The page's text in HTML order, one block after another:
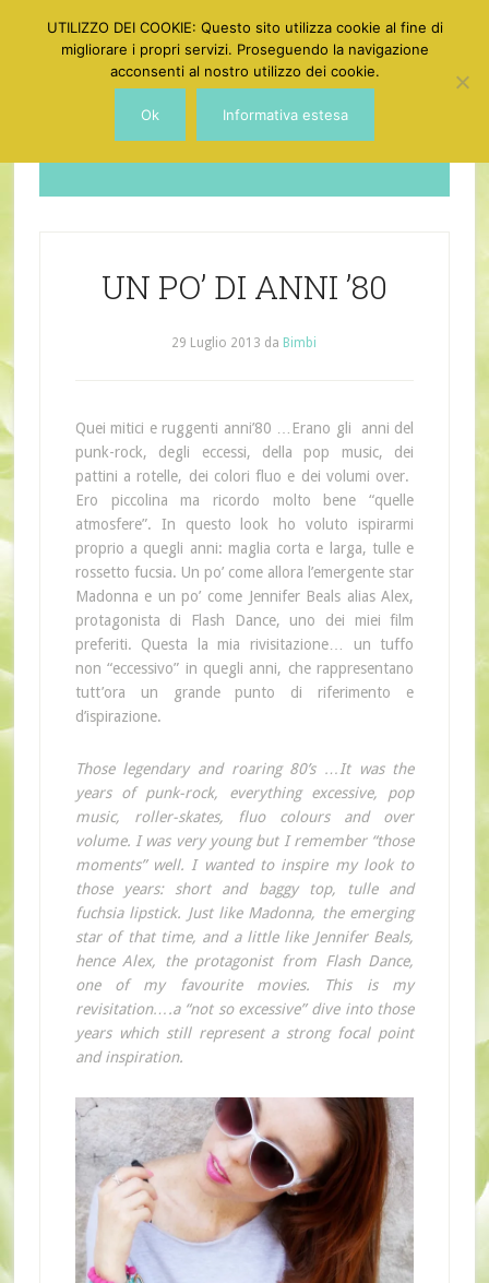
Dotgirl
UN PO’ DI ANNI ’80
29 Luglio 2013 da Bimbi
Quei mitici e ruggenti anni’80 …Erano gli anni del
punk-rock, degli eccessi, della pop music, dei
pattini a rotelle, dei colori fluo e dei volumi over.
Ero piccolina ma ricordo molto bene “quelle
atmosfere”. In questo look ho voluto ispirarmi
proprio a quegli anni: maglia corta e larga, tulle e
rossetto fucsia. Un po’ come allora l’emergente star
Madonna e un po’ come Jennifer Beals alias Alex,
protagonista di Flash Dance, uno dei miei film
preferiti. Questa la mia rivisitazione… un tuffo
non “eccessivo” in quegli anni, che rappresentano
tutt’ora un grande punto di riferimento e
d’ispirazione.
Those legendary and roaring 80’s …It was the
years of punk-rock, everything excessive, pop
music, roller-skates, fluo colours and over
volume. I was very young but I remember “those
moments” well. I wanted to inspire my look to
those years: short and baggy top, tulle and
fuchsia lipstick. Just like Madonna, the emerging
star of that time, and a little like Jennifer Beals,
hence Alex, the protagonist from Flash Dance,
one of my favourite movies. This is my
revisitation….a “not so excessive” dive into those
years which still represent a strong focal point
and inspiration.
UTILIZZO DEI COOKIE: Questo sito utilizza cookie al fine di
migliorare i propri servizi. Proseguendo la navigazione
acconsenti al nostro utilizzo dei cookie.
Ok Informativa estesa